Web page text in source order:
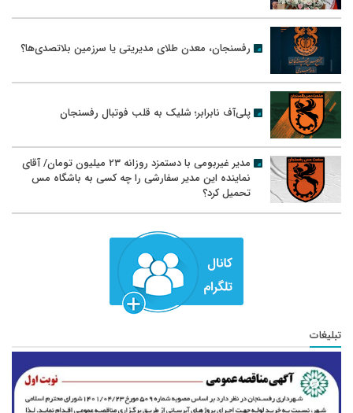
رفسنجان، معدن طلای مدیریتی یا سرزمین بلاتصدی‌ها؟
پلی‌آف نابرابر؛ شلیک به قلب فوتبال رفسنجان
مدیر غیربومی با دستمزد روزانه ۲۳ میلیون تومان/ آقای
نماینده این مدیر سفارشی را چه کسی به باشگاه مس
تحمیل کرد؟
تبلیغات